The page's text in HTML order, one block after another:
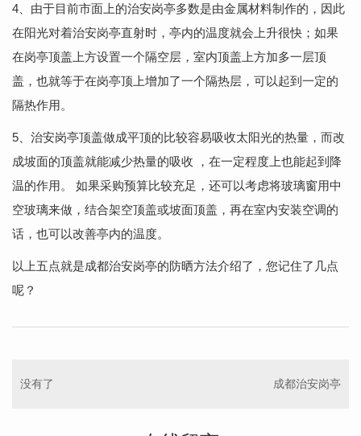
4、由于目前市面上的治安岗亭多数是由金属材料制作的，因此
在阳光对着治安岗亭直射时，亭内的温度就会上升很快；如果
在岗亭顶盖上方设置一个隔空层，室内顶盖上方加多一层顶
盖，也就等于在岗亭顶上增加了一个隔热层，可以起到一定的
隔热作用。
5、治安岗亭顶盖做成平顶的比较容易吸收太阳光的热量，而改
成坡面的顶盖就能减少热量的吸收 ，在一定程度上也能起到降
温的作用。 如果采购预算比较充足，还可以考虑将玻璃窗用中
空玻璃来做，结合架空顶盖或坡面顶盖，再在室内安装空调的
话，也可以改善亭内的温度。
以上五点就是成都治安岗亭的防晒方法介绍了，您记住了几点
呢？
没有了 成都治安岗亭